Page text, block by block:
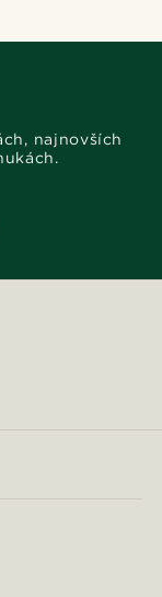
najnovších